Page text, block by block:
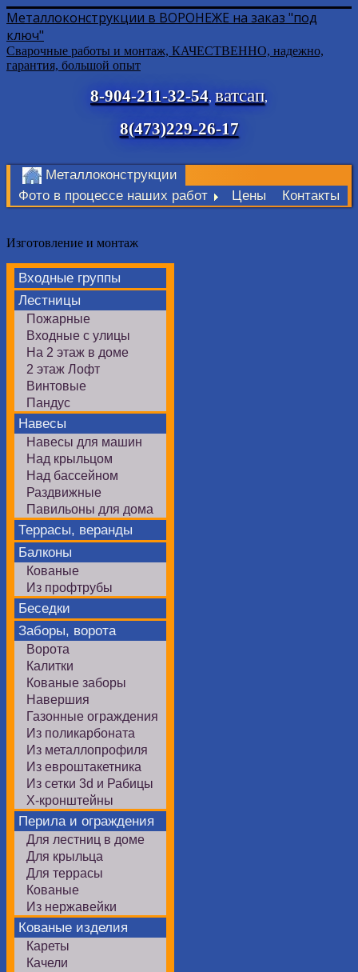
Металлоконструкции в ВОРОНЕЖЕ на заказ "под
ключ"
Сварочные работы и монтаж, КАЧЕСТВЕННО, надежно,
гарантия, большой опыт
8-904-211-32-54, ватсап,
8(473)229-26-17
Металлоконструкции
Фото в процессе наших работ
Цены Контакты
Изготовление и монтаж
Входные группы
Лестницы
Пожарные
Входные с улицы
На 2 этаж в доме
2 этаж Лофт
Винтовые
Пандус
Навесы
Навесы для машин
Над крыльцом
Над бассейном
Раздвижные
Павильоны для дома
Террасы, веранды
Балконы
Кованые
Из профтрубы
Беседки
Заборы, ворота
Ворота
Калитки
Кованые заборы
Навершия
Газонные ограждения
Из поликарбоната
Из металлопрофиля
Из евроштакетника
Из сетки 3d и Рабицы
Х-кронштейны
Перила и ограждения
Для лестниц в доме
Для крыльца
Для террасы
Кованые
Из нержавейки
Кованые изделия
Кареты
Качели